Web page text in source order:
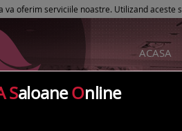
va oferim serviciile noastre. Utilizand
ACASA
SaloaneOnline